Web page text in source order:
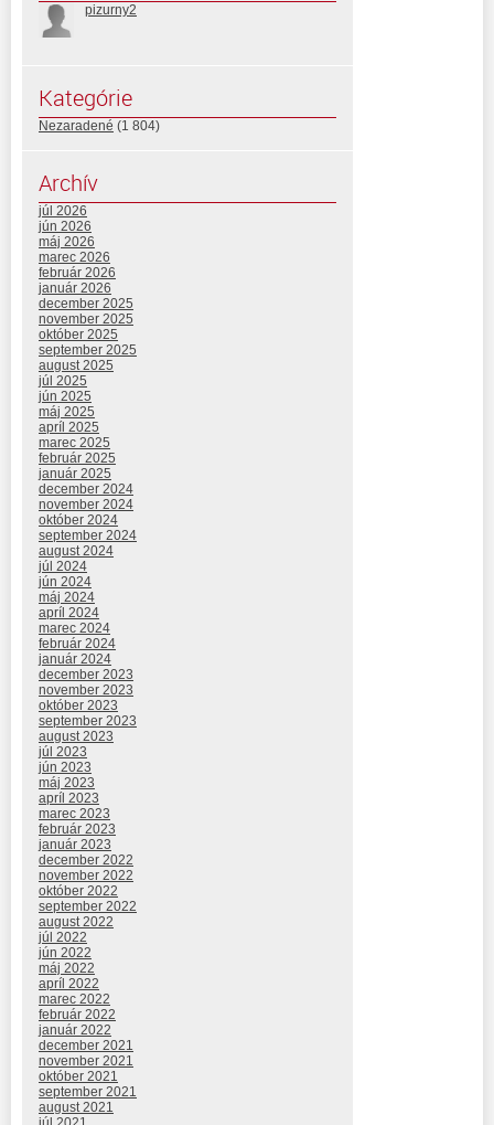
pizurny2
Kategórie
Nezaradené (1 804)
Archív
júl 2026
jún 2026
máj 2026
marec 2026
február 2026
január 2026
december 2025
november 2025
október 2025
september 2025
august 2025
júl 2025
jún 2025
máj 2025
apríl 2025
marec 2025
február 2025
január 2025
december 2024
november 2024
október 2024
september 2024
august 2024
júl 2024
jún 2024
máj 2024
apríl 2024
marec 2024
február 2024
január 2024
december 2023
november 2023
október 2023
september 2023
august 2023
júl 2023
jún 2023
máj 2023
apríl 2023
marec 2023
február 2023
január 2023
december 2022
november 2022
október 2022
september 2022
august 2022
júl 2022
jún 2022
máj 2022
apríl 2022
marec 2022
február 2022
január 2022
december 2021
november 2021
október 2021
september 2021
august 2021